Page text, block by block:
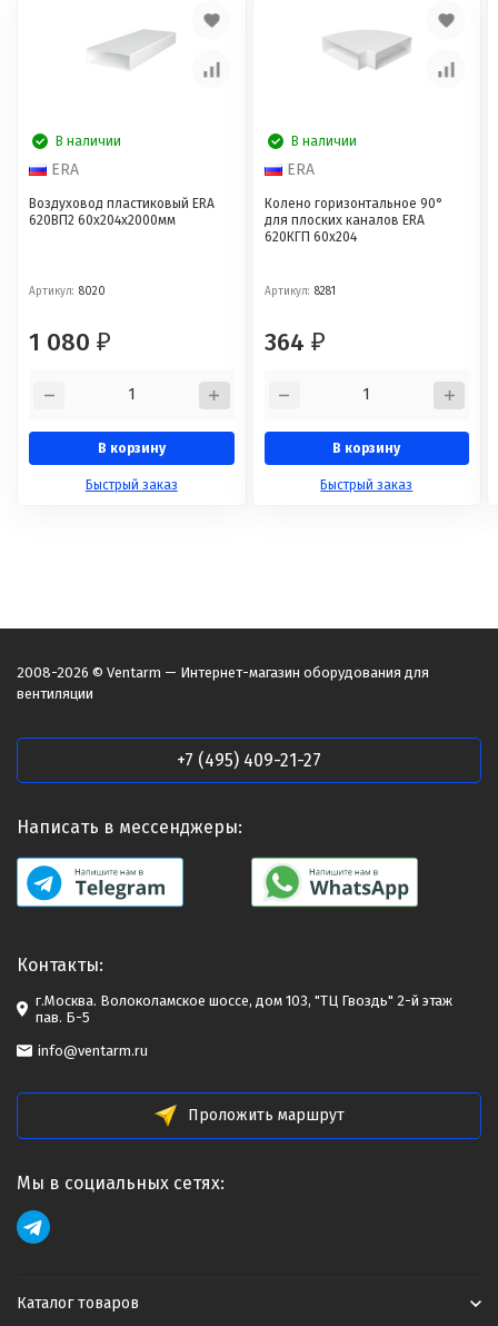
В наличии
ERA
Воздуховод пластиковый ERA
620ВП2 60x204x2000мм
Артикул: 8020
1 080 ₽
В корзину
Быстрый заказ
В наличии
ERA
Колено горизонтальное 90°
для плоских каналов ERA
620КГП 60x204
Артикул: 8281
364 ₽
В корзину
Быстрый заказ
2008-2026 © Ventarm — Интернет-магазин оборудования для
вентиляции
+7 (495) 409-21-27
Написать в мессенджеры:
Контакты:
г.Москва. Волоколамское шоссе, дом 103, "ТЦ Гвоздь" 2-й этаж
пав. Б-5
info@ventarm.ru
Проложить маршрут
Мы в социальных сетях:
Каталог товаров